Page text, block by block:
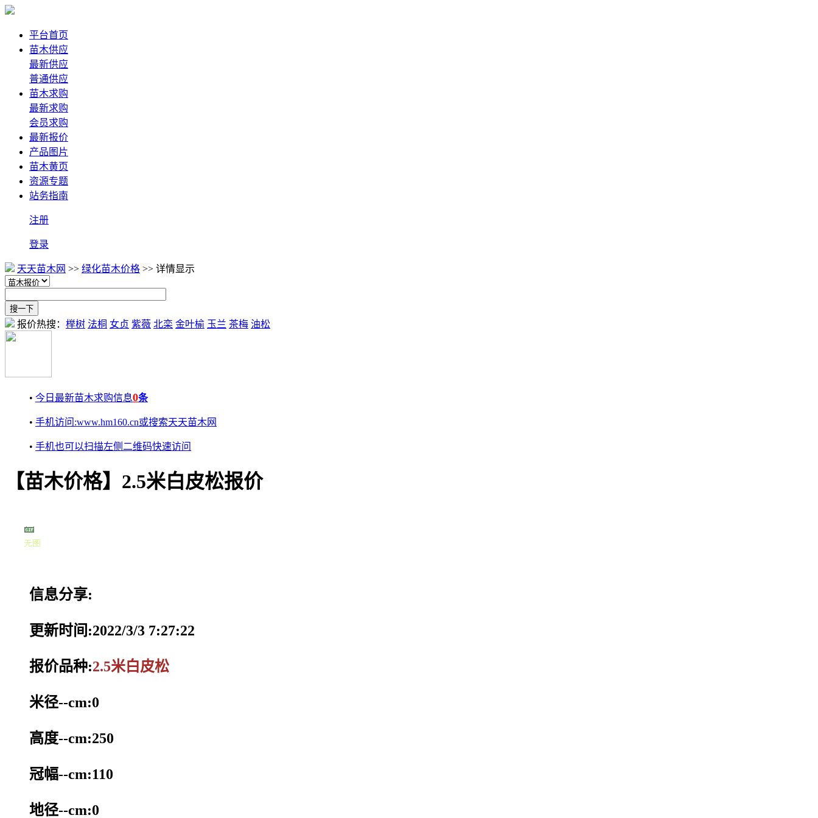
平台首页
苗木供应
最新供应
普通供应
苗木求购
最新求购
会员求购
最新报价
产品图片
苗木黄页
资源专题
站务指南
注册
登录
天天苗木网 >> 绿化苗木价格 >> 详情显示
报价热搜： 榉树 法桐 女贞 紫薇 北栾 金叶榆 玉兰 茶梅 油松
• 今日最新苗木求购信息0条
• 手机访问:www.hm160.cn或搜索天天苗木网
• 手机也可以扫描左侧二维码快速访问
【苗木价格】2.5米白皮松报价
信息分享:
更新时间:2022/3/3 7:27:22
报价品种:2.5米白皮松
米径--cm:0
高度--cm:250
冠幅--cm:110
地径--cm:0